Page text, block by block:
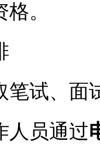
。
试、面
人员通过